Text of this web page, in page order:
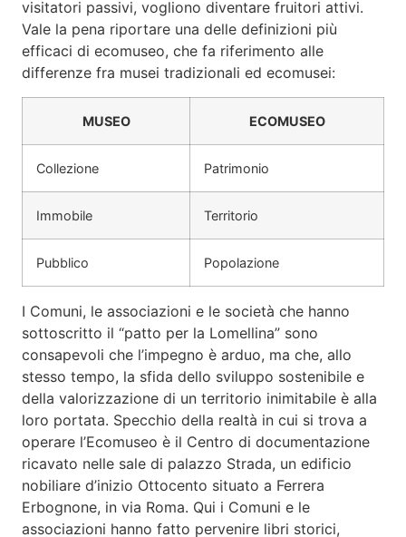
visitatori passivi, vogliono diventare fruitori attivi.
Vale la pena riportare una delle definizioni più
efficaci di ecomuseo, che fa riferimento alle
differenze fra musei tradizionali ed ecomusei:
MUSEO ECOMUSEO
Collezione Patrimonio
Immobile Territorio
Pubblico Popolazione
I Comuni, le associazioni e le società che hanno
sottoscritto il “patto per la Lomellina” sono
consapevoli che l’impegno è arduo, ma che, allo
stesso tempo, la sfida dello sviluppo sostenibile e
della valorizzazione di un territorio inimitabile è alla
loro portata. Specchio della realtà in cui si trova a
operare l’Ecomuseo è il Centro di documentazione
ricavato nelle sale di palazzo Strada, un edificio
nobiliare d’inizio Ottocento situato a Ferrera
Erbognone, in via Roma. Qui i Comuni e le
associazioni hanno fatto pervenire libri storici,